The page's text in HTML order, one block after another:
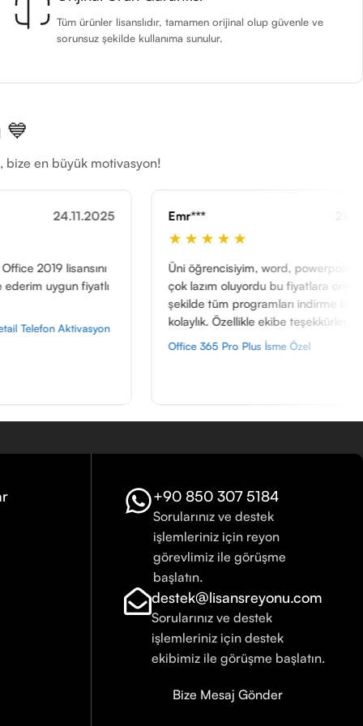
Tüm ürünler lisanslıdır, tamamen orijinal olup güvenle ve
sorunsuz şekilde kullanıma sunulur.
💙
bize en büyük motivasyon!
Emr*** 21.11.2025
Üni öğrencisiyim, word, powerpoint filan
çok lazım oluyordu bu fiyatlara orijinal bi
şekilde tüm programları indirme büyük
kolaylık. Özellikle ekibe teşekkürler.
Office 365 Pro Plus İsme Özel
Yani
yok.
Autodesk
+90 850 307 5184
Sorularınız ve destek
işlemleriniz için reyon
görevlimiz ile görüşme
başlatın.
destek@lisansreyonu.com
Sorularınız ve destek
işlemleriniz için destek
ekibimiz ile görüşme başlatın.
Bize Mesaj Gönder